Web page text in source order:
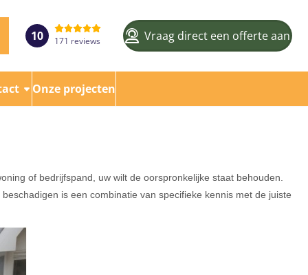
10 171 reviews Vraag direct een offerte aan
Onze projecten
of bedrijfspand, uw wilt de oorspronkelijke staat behouden.
is een combinatie van specifieke kennis met de juiste